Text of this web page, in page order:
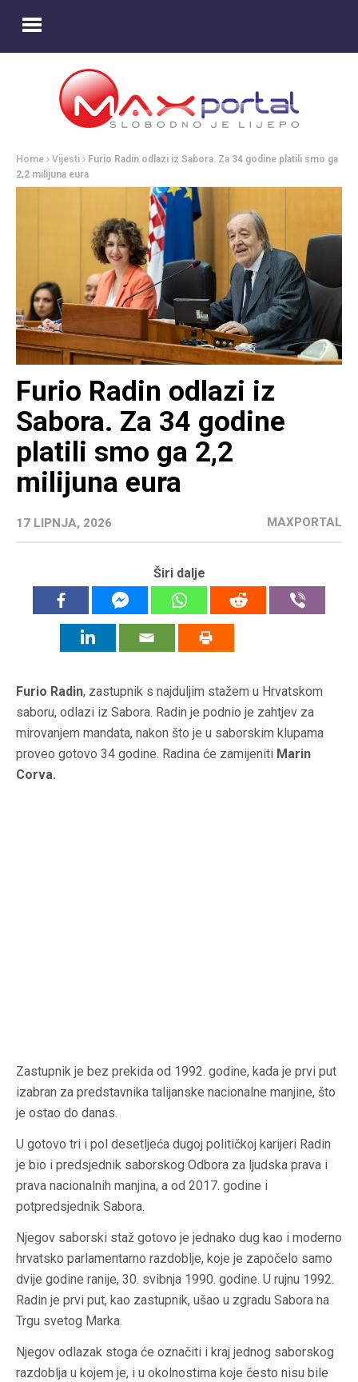
Home Vijesti
Furio Radin odlazi iz Sabora. Za 34 godine platili smo ga
2,2 milijuna eura
Furio Radin odlazi iz
Sabora. Za 34 godine
platili smo ga 2,2
milijuna eura
17 LIPNJA, 2026 MAXPORTAL
Širi dalje
Furio Radin, zastupnik s najduljim stažem u Hrvatskom
saboru, odlazi iz Sabora. Radin je podnio je zahtjev za
mirovanjem mandata, nakon što je u saborskim klupama
proveo gotovo 34 godine. Radina će zamijeniti Marin
Corva.
Zastupnik je bez prekida od 1992. godine, kada je prvi put
izabran za predstavnika talijanske nacionalne manjine, što
je ostao do danas.
U gotovo tri i pol desetljeća dugoj političkoj karijeri Radin
je bio i predsjednik saborskog Odbora za ljudska prava i
prava nacionalnih manjina, a od 2017. godine i
potpredsjednik Sabora.
Njegov saborski staž gotovo je jednako dug kao i moderno
hrvatsko parlamentarno razdoblje, koje je započelo samo
dvije godine ranije, 30. svibnja 1990. godine. U rujnu 1992.
Radin je prvi put, kao zastupnik, ušao u zgradu Sabora na
Trgu svetog Marka.
Njegov odlazak stoga će označiti i kraj jednog saborskog
razdoblja u kojem je, i u okolnostima koje često nisu bile